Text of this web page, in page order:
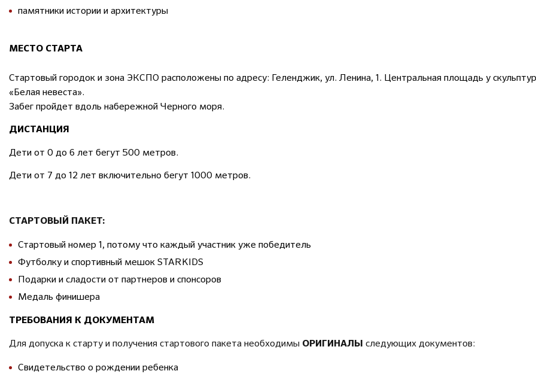
памятники истории и архитектуры
МЕСТО СТАРТА
Стартовый городок и зона ЭКСПО расположены по адресу: Геленджик, ул. Ленина, 1. Центральная площадь у
«Белая невеста».
Забег пройдет вдоль набережной Черного моря.
ДИСТАНЦИЯ
Дети от 0 до 6 лет бегут 500 метров.
Дети от 7 до 12 лет включительно бегут 1000 метров.
СТАРТОВЫЙ ПАКЕТ:
Стартовый номер 1, потому что каждый участник уже победитель
Футболку и спортивный мешок STARKIDS
Подарки и сладости от партнеров и спонсоров
Медаль финишера
ТРЕБОВАНИЯ К ДОКУМЕНТАМ
Для допуска к старту и получения стартового пакета необходимы ОРИГИНАЛЫ следующих документов:
Свидетельство о рождении ребенка